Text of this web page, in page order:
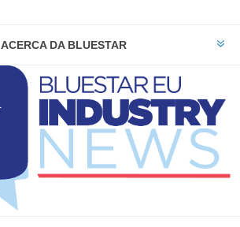
ACERCA DA BLUESTAR